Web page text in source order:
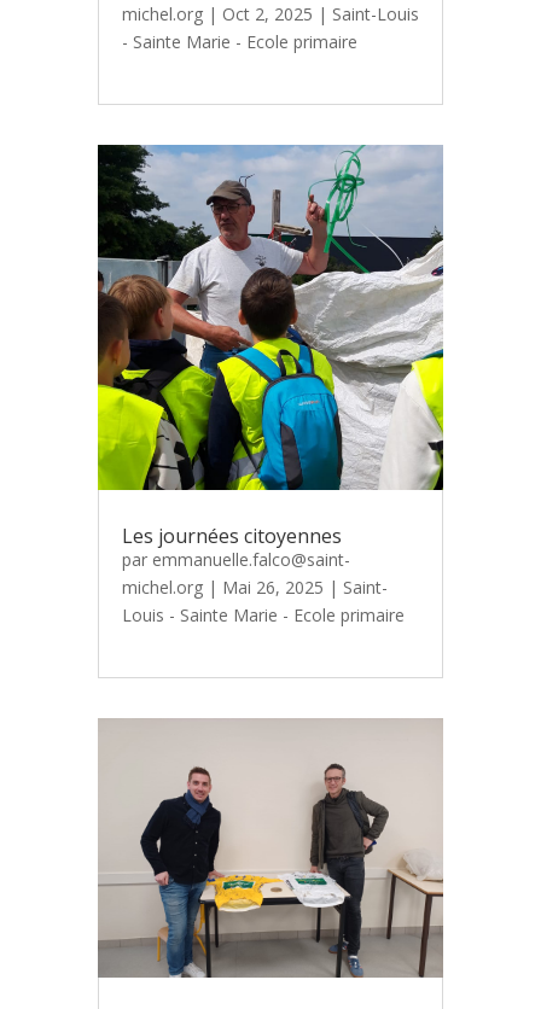
michel.org| Oct 2, 2025 | Saint-Louis
- Sainte Marie - Ecole primaire
Les journées citoyennes
par emmanuelle.falco@saint-
michel.org| Mai 26, 2025 | Saint-
Louis - Sainte Marie - Ecole primaire